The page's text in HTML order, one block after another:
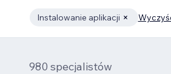
Instalowanie aplikacji
980 specjalistów